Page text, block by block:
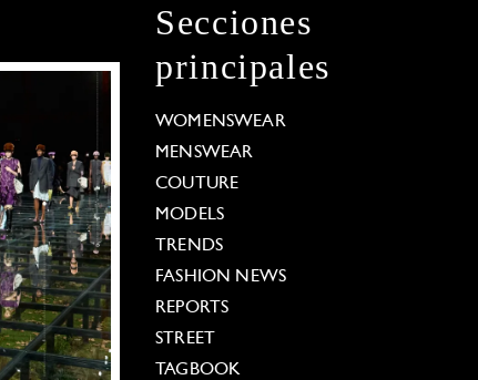
Secciones
principales
WOMENSWEAR
MENSWEAR
COUTURE
MODELS
TRENDS
FASHION NEWS
REPORTS
STREET
TAGBOOK